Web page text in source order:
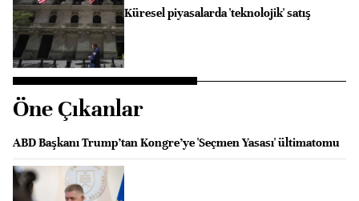
Küresel piyasalarda 'teknolojik' satış
Öne Çıkanlar
ABD Başkanı Trump’tan Kongre’ye 'Seçmen Yasası' ültimatomu